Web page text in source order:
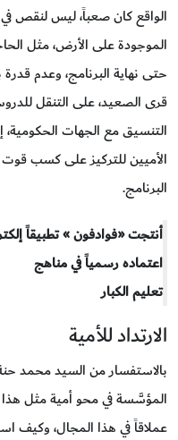
الواقع كان صعباً، ليس لنقص في
الموجودة على الأرض، مثل
حتى نهاية البرنامج، وعدم
قرى الصعيد، على التنقل
التنسيق مع الجهات الحكومية،
الأميين للتركيز على كسب
البرنامج.
أنتجت «فوادفون » تطبيقاً
اعتماده رسمياً في مناهج
تعليم الكبار
الارتداد للأمية
بالاستفسار من السيد محمد
المؤسَّسة في محو أمية مثل هذا
عملاقاً في هذا المجال، وكيف